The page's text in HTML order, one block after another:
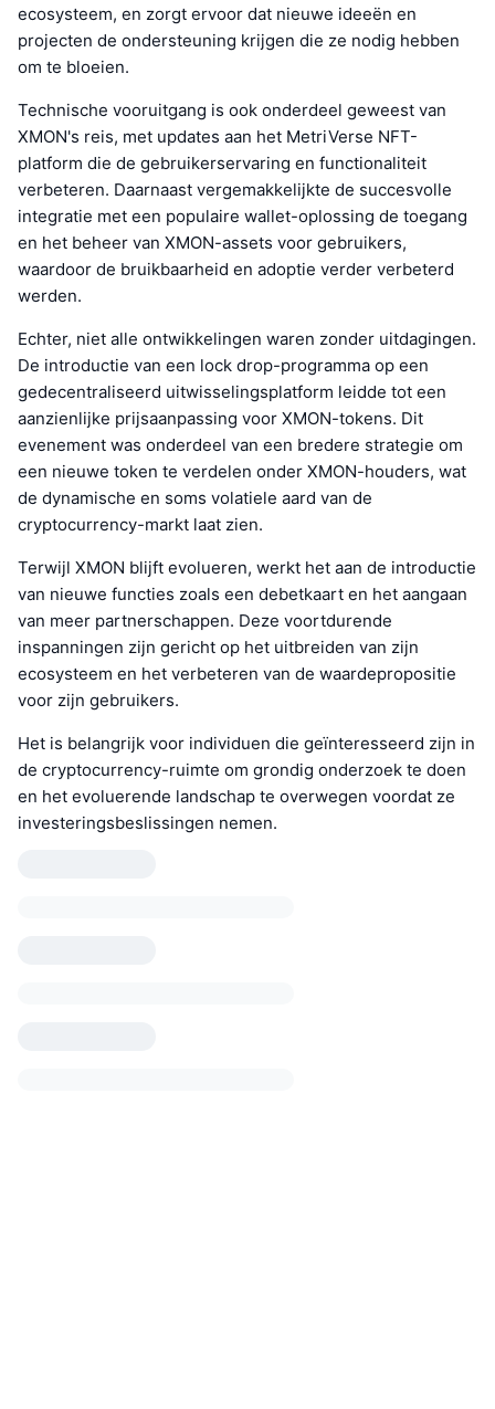
ecosysteem, en zorgt ervoor dat nieuwe ideeën en
projecten de ondersteuning krijgen die ze nodig hebben
om te bloeien.
Technische vooruitgang is ook onderdeel geweest van
XMON's reis, met updates aan het MetriVerse NFT-
platform die de gebruikerservaring en functionaliteit
verbeteren. Daarnaast vergemakkelijkte de succesvolle
integratie met een populaire wallet-oplossing de toegang
en het beheer van XMON-assets voor gebruikers,
waardoor de bruikbaarheid en adoptie verder verbeterd
werden.
Echter, niet alle ontwikkelingen waren zonder uitdagingen.
De introductie van een lock drop-programma op een
gedecentraliseerd uitwisselingsplatform leidde tot een
aanzienlijke prijsaanpassing voor XMON-tokens. Dit
evenement was onderdeel van een bredere strategie om
een nieuwe token te verdelen onder XMON-houders, wat
de dynamische en soms volatiele aard van de
cryptocurrency-markt laat zien.
Terwijl XMON blijft evolueren, werkt het aan de introductie
van nieuwe functies zoals een debetkaart en het aangaan
van meer partnerschappen. Deze voortdurende
inspanningen zijn gericht op het uitbreiden van zijn
ecosysteem en het verbeteren van de waardepropositie
voor zijn gebruikers.
Het is belangrijk voor individuen die geïnteresseerd zijn in
de cryptocurrency-ruimte om grondig onderzoek te doen
en het evoluerende landschap te overwegen voordat ze
investeringsbeslissingen nemen.